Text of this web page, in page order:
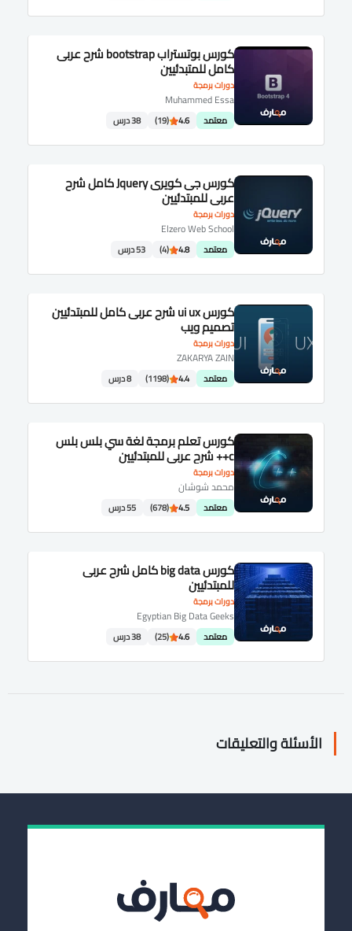
دورات برمجة
كورس بوتستراب bootstrap شرح عربى
كامل للمتبدئيين
Muhammed Essa
معتمد 4.6
(19) 38 درس
دورات برمجة
كورس جى كويرى Jquery كامل شرح
عربى للمبتدئيين
Elzero Web School
معتمد 4.8
(4) 53 درس
دورات برمجة
كورس ui ux شرح عربى كامل للمبتدئيين
تصميم ويب
ZAKARYA ZAIN
معتمد 4.4
(1198) 8 درس
دورات برمجة
كورس تعلم برمجة لغة سي بلس بلس
c++ شرح عربى للمبتدئيين
محمد شوشان
معتمد 4.5
(678) 55 درس
دورات برمجة
كورس big data كامل شرح عربى
للمبتدئيين
Egyptian Big Data Geeks
معتمد 4.6
(25) 38 درس
الأسئلة والتعليقات